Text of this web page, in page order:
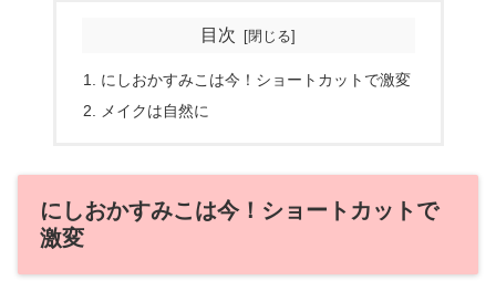
目次
にしおかすみこは今！ショートカットで激変
メイクは自然に
にしおかすみこは今！ショートカットで
激変